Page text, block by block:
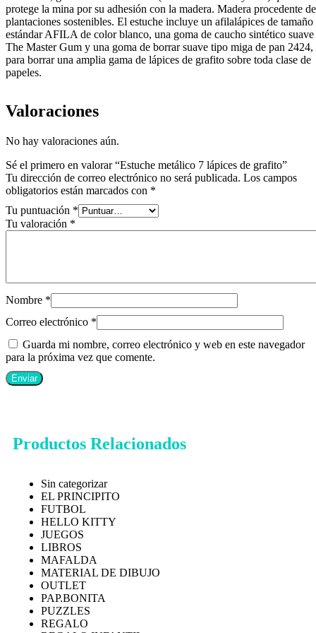
protege la mina por su adhesión con la madera. Madera procedente de
plantaciones sostenibles. El estuche incluye un afilalápices de tamaño
estándar AFILA de color blanco, una goma de caucho sintético suave
The Master Gum y una goma de borrar suave tipo miga de pan 2424,
para borrar una amplia gama de lápices de grafito sobre toda clase de
papeles.
Valoraciones
No hay valoraciones aún.
Sé el primero en valorar “Estuche metálico 7 lápices de grafito”
Tu dirección de correo electrónico no será publicada. Los campos
obligatorios están marcados con *
Tu puntuación *
Tu valoración *
Nombre *
Correo electrónico *
Guarda mi nombre, correo electrónico y web en este navegador
para la próxima vez que comente.
Productos Relacionados
Sin categorizar
EL PRINCIPITO
FUTBOL
HELLO KITTY
JUEGOS
LIBROS
MAFALDA
MATERIAL DE DIBUJO
OUTLET
PAP.BONITA
PUZZLES
REGALO